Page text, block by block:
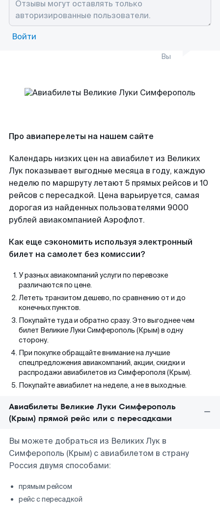
Войти
Вы
Про авиаперелеты на нашем сайте
Календарь низких цен на авиабилет из Великих
Лук показывает выгодные месяца в году, каждую
неделю по маршруту летают 5 прямых рейсов и 10
рейсов с пересадкой. Цена варьируется, самая
дорогая из найденных пользователями 9000
рублей авиакомпанией Аэрофлот.
Как еще сэкономить используя электронный
билет на самолет без комиссии?
У разных авиакомпаний услуги по перевозке
различаются по цене.
Лететь транзитом дешево, по сравнению от и до
конечных пунктов.
Покупайте туда и обратно сразу. Это выгоднее чем
билет Великие Луки Симферополь (Крым) в одну
сторону.
При покупке обращайте внимание на лучшие
спецпредложения авиакомпаний, акции, скидки и
распродажи авиабилетов из Симферополя (Крым).
Покупайте авиабилет на неделе, а не в выходные.
Авиабилеты Великие Луки Симферополь
(Крым) прямой рейс или с пересадками
Вы можете добраться из Великих Лук в
Симферополь (Крым) с авиабилетом в страну
Россия двумя способами:
прямым рейсом
рейс с пересадкой